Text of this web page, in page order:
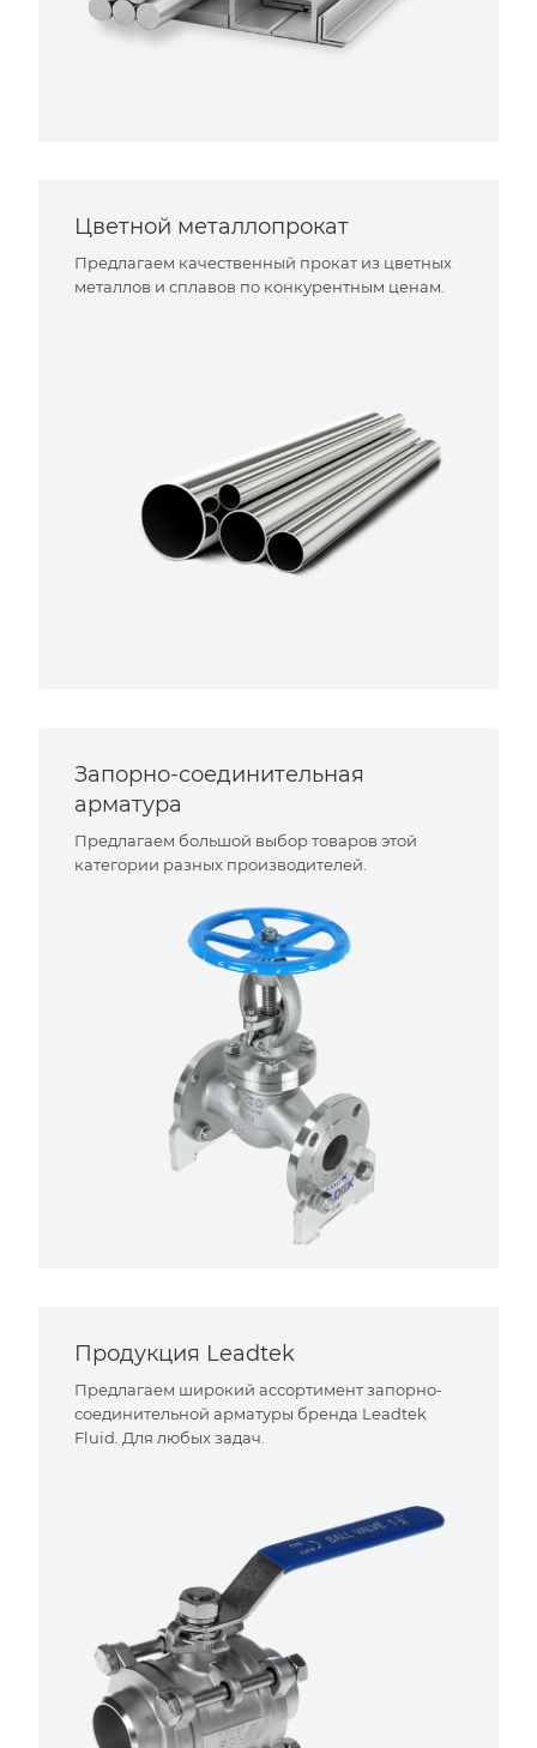
Цветной металлопрокат
Предлагаем качественный прокат из цветных
металлов и сплавов по конкурентным ценам.
Запорно-соединительная
арматура
Предлагаем большой выбор товаров этой
категории разных производителей.
Продукция Leadtek
Предлагаем широкий ассортимент запорно-
соединительной арматуры бренда Leadtek
Fluid. Для любых задач.